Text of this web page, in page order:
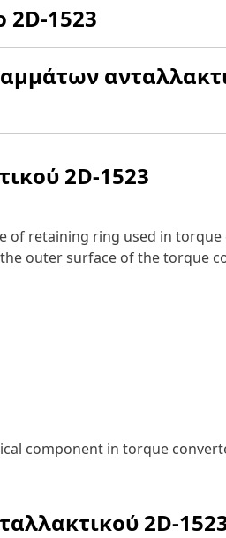
2D-1523
2D-1523
of retaining ring used in
outer surface of the torque
component in torque
2D-